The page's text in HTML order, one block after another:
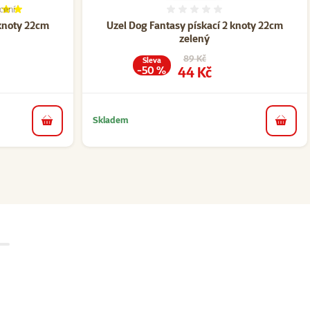
22cm
100%, počet hodnocení: 1
do košíku
Uzel Dog Fantasy pískací 2 knoty 22cm
zelený
Původní cena
89 Kč
Cena
44 Kč
Sleva
-50 %
Skladem
do